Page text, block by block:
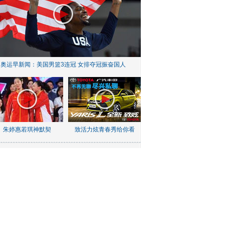
奥运早新闻：美国男篮3连冠 女排夺冠振奋国人
朱婷惠若琪神默契 致活力炫青春秀给你看